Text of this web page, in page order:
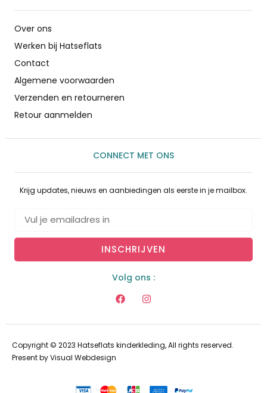
Over ons
Werken bij Hatseflats
Contact
Algemene voorwaarden
Verzenden en retourneren
Retour aanmelden
CONNECT MET ONS
Krijg updates, nieuws en aanbiedingen als eerste in je mailbox.
INSCHRIJVEN
Volg ons :
Copyright © 2023 Hatseflats kinderkleding, All rights reserved.
Present byVisual Webdesign